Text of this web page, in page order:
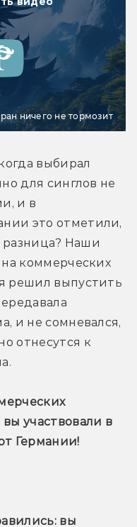
ничего не тормозит
выбирал
для синглов не
и в
это отметили,
разница? Наши
на коммерческих
решил выпустить
и не сомневался,
отнесутся к
участвовали в
Германии!
вы